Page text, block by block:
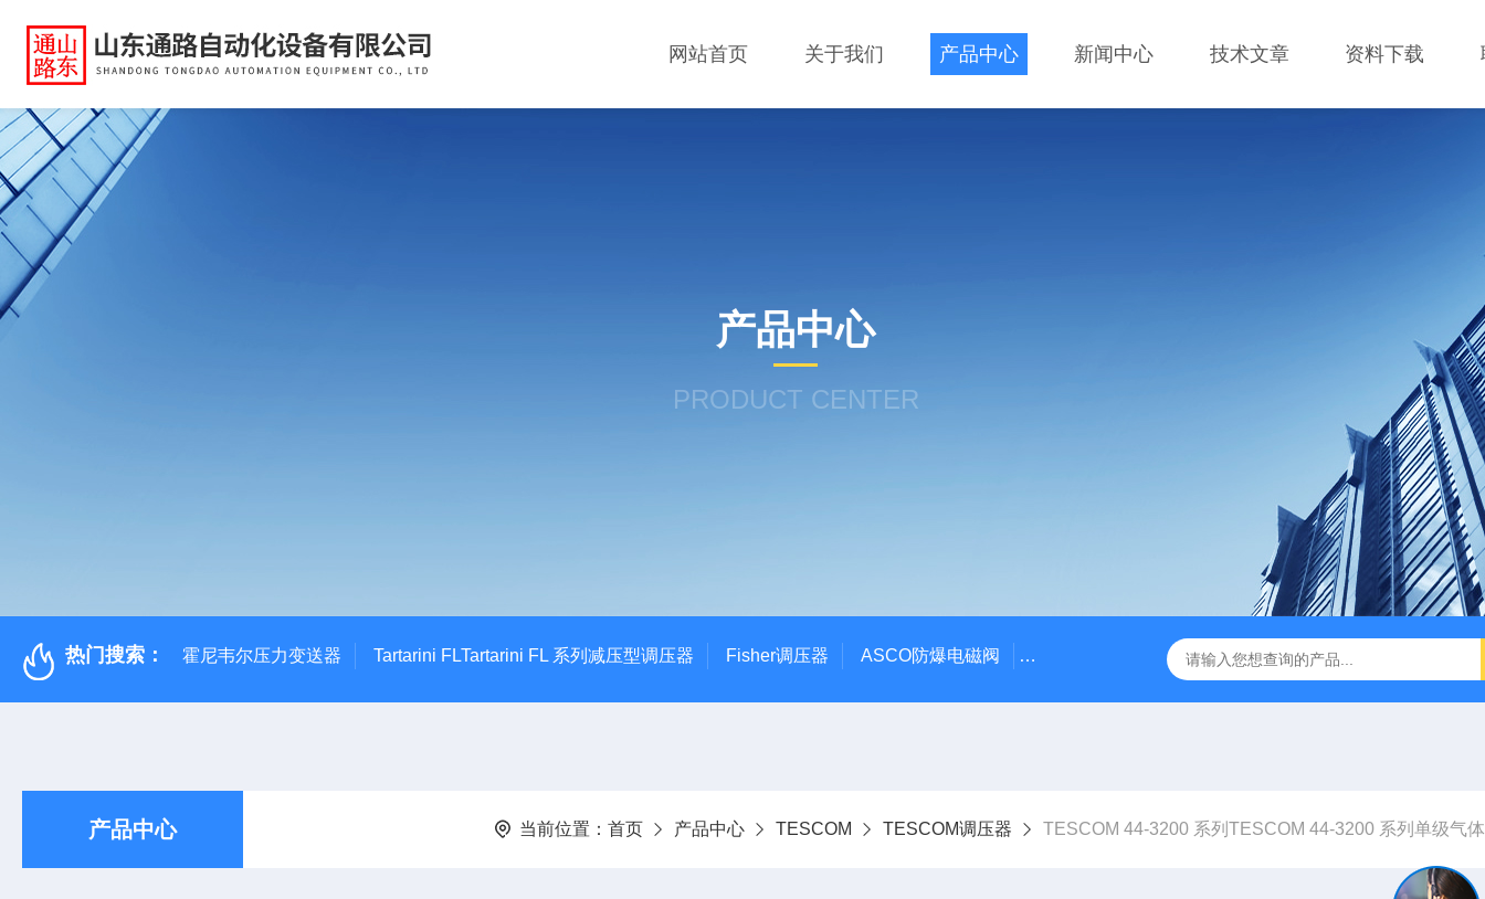
网站首页 关于我们 产品中心 新闻中心 技术文章 资料下载
产品中心
PRODUCT CENTER
热门搜索： 霍尼韦尔压力变送器 Tartarini FLTartarini FL 系列减压型调压器 Fisher调压器 ASCO防爆电磁阀 ASCO防爆脉冲阀 CNG减压撬天燃气减压撬
产品中心 当前位置： 首页 产品中心 TESCOM TESCOM调压器 TESCOM 44-3200 系列TESCOM 44-3200 系列单级气